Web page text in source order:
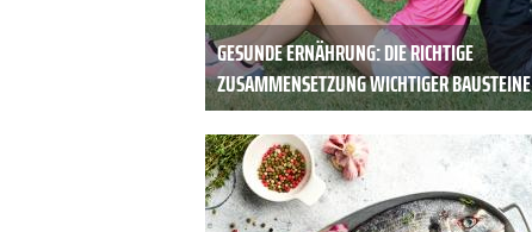
GESUNDE ERNÄHRUNG: DIE RICHTIGE
ZUSAMMENSETZUNG WICHTIGER BAUSTEINE